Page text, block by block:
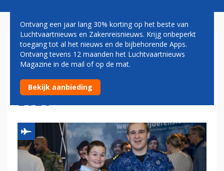
NEDERLANDSE DEFENSIE
BEVESTIGD ALS DEELNEMER
CAREER EXPERIENCE JANUARI
2026
Ontvang een jaar lang 30% korting op het beste van
Luchtvaartnieuws en Zakenreisnieuws. Krijg onbeperkt
toegang tot al het nieuws en de bijbehorende Apps.
Ontvang tevens 12 maanden het Luchtvaartnieuws
Magazine in de mail of op de mat.
Bekijk aanbieding